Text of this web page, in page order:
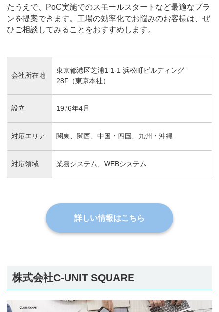
たうえで、PoC実施でのスモールスタートなど最適なプラ
ンを提案できます。工場の効率化でお悩みのお客様は、ぜ
ひご相談してみることをおすすめします。
会社所在地
東京都港区芝浦1-1-1 浜松町ビルディング
28F（東京本社）
設立 1976年4月
対応エリア 関東、関西、中国・四国、九州・沖縄
対応領域 業務システム、WEBシステム
詳しい情報はこちら
株式会社C-UNIT SQUARE